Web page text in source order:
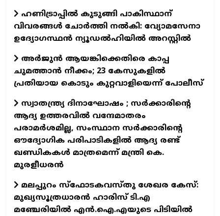
ഹണിട്രാപ്പിൽ കുടുങ്ങി പാകിസ്ഥാന്
വിവരങ്ങൾ ചോർത്തി നൽകി: വ്യോമസേനാ
ഉദ്യോഗസ്ഥൻ ന്യൂഡൽഹിയിൽ അറസ്റ്റിൽ
അർജുൻ ആയങ്കിക്കെതിരെ കാപ്പ
ചുമത്താൻ നീക്കം; 23 കേസുകളിൽ
പ്രതിയായ കൊടും കുറ്റവാളിയെന്ന് പോലീസ്
സ്വാതന്ത്ര്യ ദിനാഘോഷം ; സർക്കാരിന്റെ
ആദ്യ ഉത്തരവിൽ വന്ദേമാതരം
പരാമർശമില്ല, സംസ്ഥാന സർക്കാരിന്റെ
ഔദ്യോഗിക പരിപാടികളിൽ ആദ്യ രണ്ട്
ഖണ്ഡികകൾ മാത്രമെന്ന് മന്ത്രി കെ.
മുരളീധരൻ
മലപ്പുറം സ്‌ഫോടകവസ്തു ശേഖര കേസ്:
മുഖ്യസൂത്രധാരൻ ഹാരിസ് ടി.എ
മഞ്ചേരിയിൽ എൻ.ഐ.എയുടെ പിടിയിൽ